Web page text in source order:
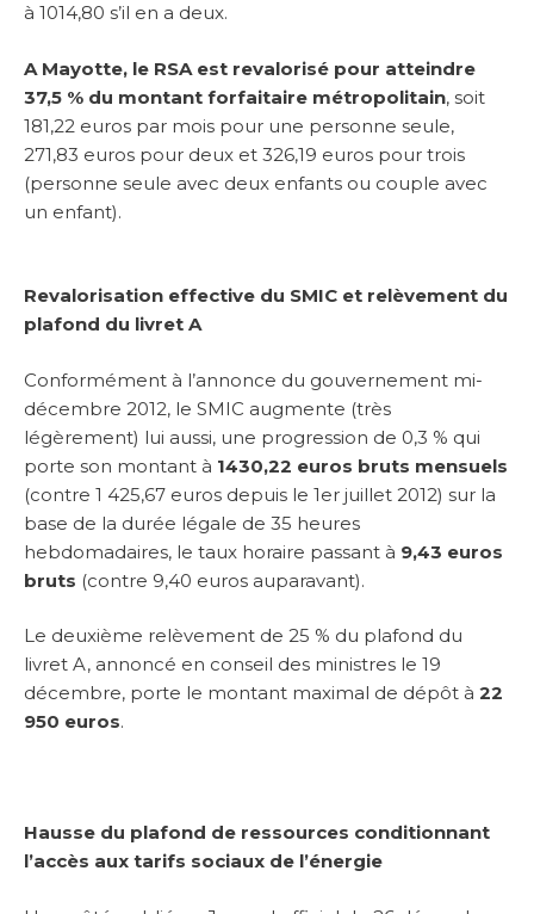
à 1014,80 s’il en a deux.
A Mayotte, le RSA est revalorisé pour atteindre
37,5 % du montant forfaitaire métropolitain, soit
181,22 euros par mois pour une personne seule,
271,83 euros pour deux et 326,19 euros pour trois
(personne seule avec deux enfants ou couple avec
un enfant).
Revalorisation effective du SMIC et relèvement du
plafond du livret A
Conformément à l’annonce du gouvernement mi-
décembre 2012, le SMIC augmente (très
légèrement) lui aussi, une progression de 0,3 % qui
porte son montant à 1430,22 euros bruts mensuels
(contre 1 425,67 euros depuis le 1er juillet 2012) sur la
base de la durée légale de 35 heures
hebdomadaires, le taux horaire passant à 9,43 euros
bruts (contre 9,40 euros auparavant).
Le deuxième relèvement de 25 % du plafond du
livret A, annoncé en conseil des ministres le 19
décembre, porte le montant maximal de dépôt à 22
950 euros.
Hausse du plafond de ressources conditionnant
l’accès aux tarifs sociaux de l’énergie